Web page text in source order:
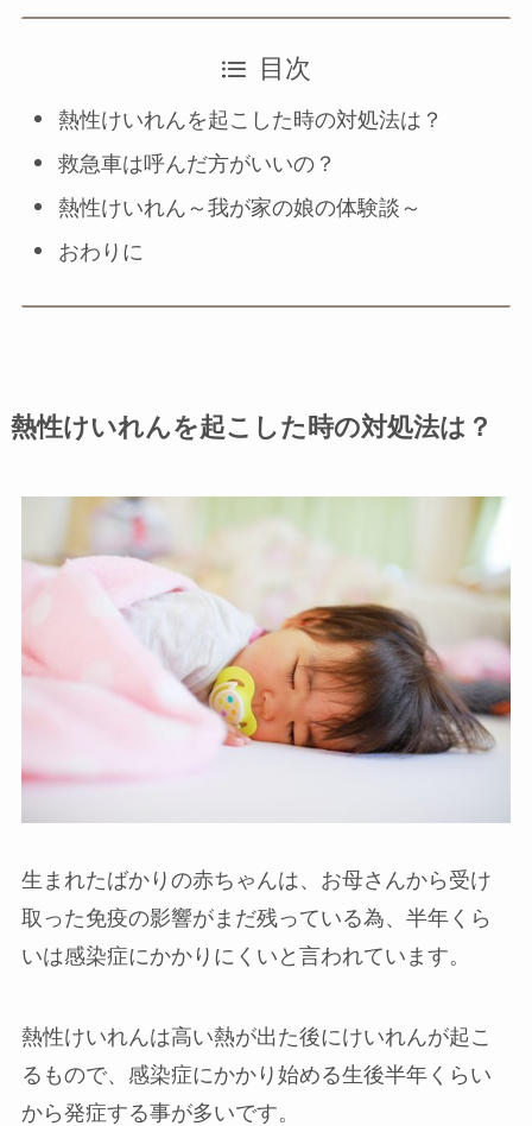
目次
熱性けいれんを起こした時の対処法は？
救急車は呼んだ方がいいの？
熱性けいれん～我が家の娘の体験談～
おわりに
熱性けいれんを起こした時の対処法は？
生まれたばかりの赤ちゃんは、お母さんから受け
取った免疫の影響がまだ残っている為、半年くら
いは感染症にかかりにくいと言われています。
熱性けいれんは高い熱が出た後にけいれんが起こ
るもので、感染症にかかり始める生後半年くらい
から発症する事が多いです。